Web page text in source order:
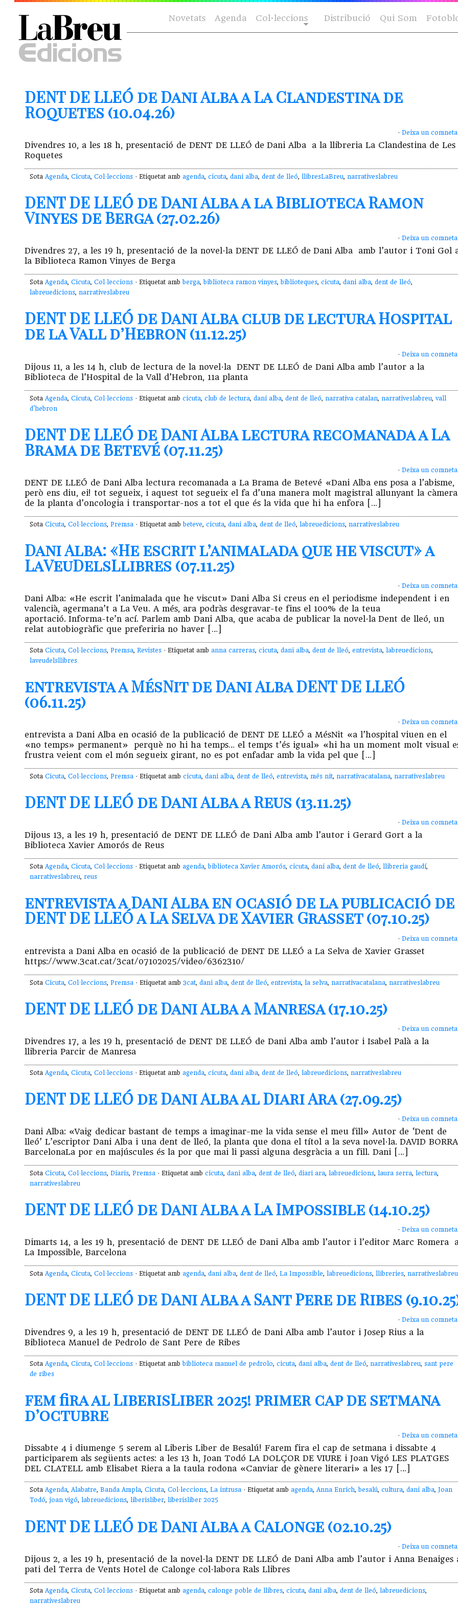
Novetats Agenda Col·leccions Distribució Qui Som
DENT DE LLEÓ de Dani Alba a La Clandestina de
Roquetes (10.04.26)
· Deixa un
Divendres 10, a les 18 h, presentació de DENT DE LLEÓ de Dani Alba a la llibreria La Clandestina de Les
Roquetes
Sota Agenda, Cicuta, Col·leccions · Etiquetat amb agenda, cicuta, dani alba, dent de lleó, llibresLaBreu, narrativeslabreu
DENT DE LLEÓ de Dani Alba a la Biblioteca Ramon
Vinyes de Berga (27.02.26)
· Deixa un
Divendres 27, a les 19 h, presentació de la novel·la DENT DE LLEÓ de Dani Alba amb l’autor i Toni Gol
la Biblioteca Ramon Vinyes de Berga
Sota Agenda, Cicuta, Col·leccions · Etiquetat amb berga, biblioteca ramon vinyes, biblioteques, cicuta, dani alba, dent de lleó,
labreuedicions, narrativeslabreu
DENT DE LLEÓ de Dani Alba club de lectura Hospital
de la Vall d’Hebron (11.12.25)
· Deixa un
Dijous 11, a les 14 h, club de lectura de la novel·la DENT DE LLEÓ de Dani Alba amb l’autor a la
Biblioteca de l’Hospital de la Vall d’Hebron, 11a planta
Sota Agenda, Cicuta, Col·leccions · Etiquetat amb cicuta, club de lectura, dani alba, dent de lleó, narrativa catalan, narrativeslabreu, vall
d'hebron
DENT DE LLEÓ de Dani Alba lectura recomanada a La
Brama de Betevé (07.11.25)
· Deixa un
DENT DE LLEÓ de Dani Alba lectura recomanada a La Brama de Betevé «Dani Alba ens posa a l’abisme,
però ens diu, ei! tot segueix, i aquest tot segueix el fa d’una manera molt magistral allunyant la càmera
de la planta d’oncologia i transportar-nos a tot el que és la vida que hi ha enfora […]
Sota Cicuta, Col·leccions, Premsa · Etiquetat ambbeteve, cicuta, dani alba, dent de lleó, labreuedicions, narrativeslabreu
Dani Alba: «He escrit l’animalada que he viscut» a
LaVeuDelsLlibres (07.11.25)
· Deixa un
Dani Alba: «He escrit l’animalada que he viscut» Dani Alba Si creus en el periodisme independent i en
valencià, agermana’t a La Veu. A més, ara podràs desgravar-te fins el 100% de la teua
aportació. Informa-te’n ací. Parlem amb Dani Alba, que acaba de publicar la novel·la Dent de lleó, un
relat autobiogràfic que preferiria no haver […]
Sota Cicuta, Col·leccions, Premsa, Revistes · Etiquetat amb anna carreras, cicuta, dani alba, dent de lleó, entrevista, labreuedicions,
laveudelsllibres
entrevista a MésNit de Dani Alba DENT DE LLEÓ
(06.11.25)
· Deixa un
entrevista a Dani Alba en ocasió de la publicació de DENT DE LLEÓ a MésNit «a l’hospital viuen en el
«no temps» permanent» perquè no hi ha temps… el temps t’és igual» «hi ha un moment molt visual
frustra veient com el món segueix girant, no es pot enfadar amb la vida pel que […]
Sota Cicuta, Col·leccions, Premsa · Etiquetat amb cicuta, dani alba, dent de lleó, entrevista, més nit, narrativacatalana, narrativeslabreu
DENT DE LLEÓ de Dani Alba a Reus (13.11.25)
· Deixa un
Dijous 13, a les 19 h, presentació de DENT DE LLEÓ de Dani Alba amb l’autor i Gerard Gort a la
Biblioteca Xavier Amorós de Reus
Sota Agenda, Cicuta, Col·leccions · Etiquetat amb agenda, biblioteca Xavier Amorós, cicuta, dani alba, dent de lleó, llibreria gaudí,
narrativeslabreu, reus
entrevista a Dani Alba en ocasió de la publicació de
DENT DE LLEÓ a La Selva de Xavier Grasset (07.10.25)
· Deixa un
entrevista a Dani Alba en ocasió de la publicació de DENT DE LLEÓ a La Selva de Xavier Grasset
https://www.3cat.cat/3cat/07102025/video/6362310/
Sota Cicuta, Col·leccions, Premsa · Etiquetat amb 3cat, dani alba, dent de lleó, entrevista, la selva, narrativacatalana, narrativeslabreu
DENT DE LLEÓ de Dani Alba a Manresa (17.10.25)
· Deixa un
Divendres 17, a les 19 h, presentació de DENT DE LLEÓ de Dani Alba amb l’autor i Isabel Palà a la
llibreria Parcir de Manresa
Sota Agenda, Cicuta, Col·leccions · Etiquetat amb agenda, cicuta, dani alba, dent de lleó, labreuedicions, narrativeslabreu
DENT DE LLEÓ de Dani Alba al Diari Ara (27.09.25)
· Deixa un
Dani Alba: «Vaig dedicar bastant de temps a imaginar-me la vida sense el meu fill» Autor de ‘Dent de
lleó’ L’escriptor Dani Alba i una dent de lleó, la planta que dona el títol a la seva novel·la. DAVID
BarcelonaLa por en majúscules és la por que mai li passi alguna desgràcia a un fill. Dani […]
Sota Cicuta, Col·leccions, Diaris, Premsa · Etiquetat amb cicuta, dani alba, dent de lleó, diari ara, labreuedicions, laura serra, lectura,
narrativeslabreu
DENT DE LLEÓ de Dani Alba a La Impossible (14.10.25)
· Deixa un
Dimarts 14, a les 19 h, presentació de DENT DE LLEÓ de Dani Alba amb l’autor i l’editor Marc Romera
La Impossible, Barcelona
Sota Agenda, Cicuta, Col·leccions · Etiquetat amb agenda, dani alba, dent de lleó, La Impossible, labreuedicions, llibreries, narrativeslabreu
DENT DE LLEÓ de Dani Alba a Sant Pere de Ribes
· Deixa un
Divendres 9, a les 19 h, presentació de DENT DE LLEÓ de Dani Alba amb l’autor i Josep Rius a la
Biblioteca Manuel de Pedrolo de Sant Pere de Ribes
Sota Agenda, Cicuta, Col·leccions · Etiquetat amb biblioteca manuel de pedrolo, cicuta, dani alba, dent de lleó, narrativeslabreu, sant pere
de ribes
fem fira al LiberisLiber 2025! primer cap de setmana
d’octubre
· Deixa un
Dissabte 4 i diumenge 5 serem al Liberis Liber de Besalú! Farem fira el cap de setmana i dissabte 4
participarem als següents actes: a les 13 h, Joan Todó LA DOLÇOR DE VIURE i Joan Vigó LES PLATGES
DEL CLATELL amb Elisabet Riera a la taula rodona «Canviar de gènere literari» a les 17 […]
Sota Agenda, Alabatre, Banda Ampla, Cicuta, Col·leccions, La intrusa · Etiquetat amb agenda, Anna Enrich, besalú, cultura, dani alba, Joan
Todó, joan vigó, labreuedicions, liberisliber, liberisliber 2025
DENT DE LLEÓ de Dani Alba a Calonge (02.10.25)
· Deixa un
Dijous 2, a les 19 h, presentació de la novel·la DENT DE LLEÓ de Dani Alba amb l’autor i Anna Benaiges
pati del Terra de Vents Hotel de Calonge col·labora Rals Llibres
Sota Agenda, Cicuta, Col·leccions · Etiquetat amb agenda, calonge poble de llibres, cicuta, dani alba, dent de lleó, labreuedicions,
narrativeslabreu